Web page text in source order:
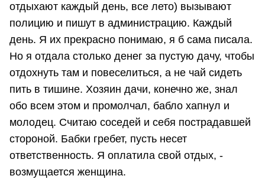
отдыхают каждый день, все лето) вызывают
полицию и пишут в администрацию. Каждый
день. Я их прекрасно понимаю, я б сама писала.
Но я отдала столько денег за пустую дачу, чтобы
отдохнуть там и повеселиться, а не чай сидеть
пить в тишине. Хозяин дачи, конечно же, знал
обо всем этом и промолчал, бабло хапнул и
молодец. Считаю соседей и себя пострадавшей
стороной. Бабки гребет, пусть несет
ответственность. Я оплатила свой отдых, -
возмущается женщина.